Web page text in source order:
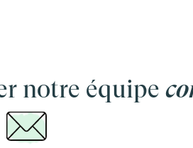
notre équipe